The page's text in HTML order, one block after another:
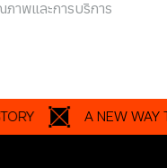
าพและการบริการ
A NEW WAY TO